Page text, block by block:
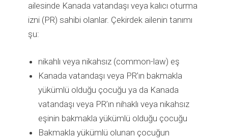
ailesinde Kanada vatandaşı veya kalıcı oturma
izni (PR) sahibi olanlar. Çekirdek ailenin tanımı
şu:
nikahlı veya nikahsız (common-law) eş
Kanada vatandaşı veya PR’ın bakmakla
yükümlü olduğu çocuğu ya da Kanada
vatandaşı veya PR’ın nihaklı veya nikahsız
eşinin bakmakla yükümlü olduğu çocuğu
Bakmakla yükümlü olunan çocuğun